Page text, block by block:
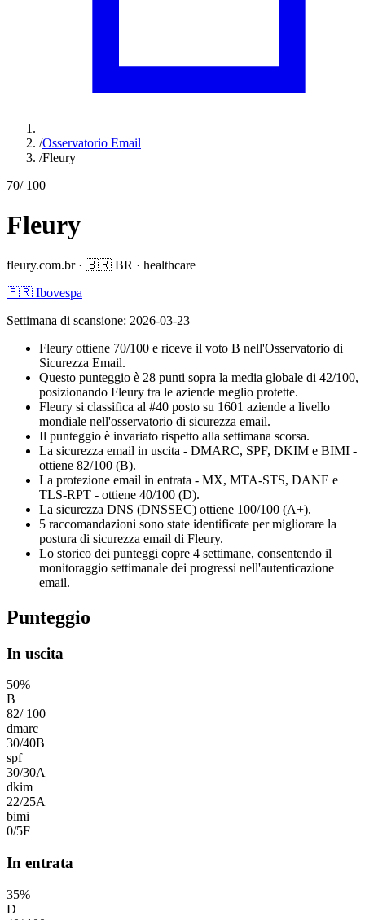
/Osservatorio Email
/Fleury
70/ 100
Fleury
fleury.com.br· 🇧🇷 BR · healthcare
🇧🇷 Ibovespa
Settimana di scansione: 2026-03-23
Fleury ottiene 70/100 e riceve il voto B nell'Osservatorio di
Sicurezza Email.
Questo punteggio è 28 punti sopra la media globale di 42/100,
posizionando Fleury tra le aziende meglio protette.
Fleury si classifica al #40 posto su 1601 aziende a livello
mondiale nell'osservatorio di sicurezza email.
Il punteggio è invariato rispetto alla settimana scorsa.
La sicurezza email in uscita - DMARC, SPF, DKIM e BIMI -
ottiene 82/100 (B).
La protezione email in entrata - MX, MTA-STS, DANE e
TLS-RPT - ottiene 40/100 (D).
La sicurezza DNS (DNSSEC) ottiene 100/100 (A+).
5 raccomandazioni sono state identificate per migliorare la
postura di sicurezza email di Fleury.
Lo storico dei punteggi copre 4 settimane, consentendo il
monitoraggio settimanale dei progressi nell'autenticazione
email.
Punteggio
In uscita
50%
B
82/ 100
dmarc
30/40B
spf
30/30A
dkim
22/25A
bimi
0/5F
In entrata
35%
D